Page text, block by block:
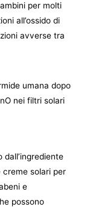
per molti
all’ossido di
avverse tra
umana dopo
nei filtri solari
creme solari per
e
possono